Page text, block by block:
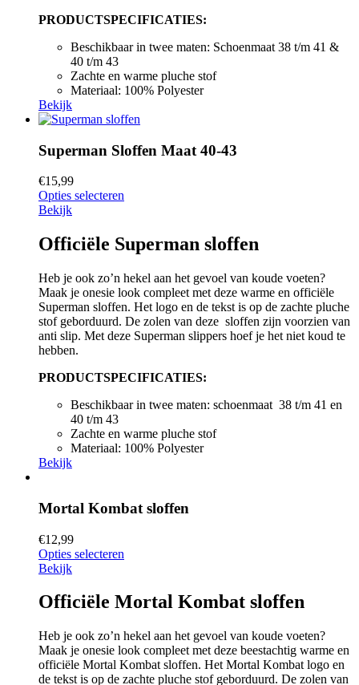
PRODUCTSPECIFICATIES:
Beschikbaar in twee maten: Schoenmaat 38 t/m 41 &
40 t/m 43
Zachte en warme pluche stof
Materiaal: 100% Polyester
Bekijk
Superman Sloffen Maat 40-43
€15,99
Opties selecteren
Bekijk
Officiële Superman sloffen
Heb je ook zo’n hekel aan het gevoel van koude voeten?
Maak je onesie look compleet met deze warme en officiële
Superman sloffen. Het logo en de tekst is op de zachte pluche
stof geborduurd. De zolen van deze sloffen zijn voorzien van
anti slip. Met deze Superman slippers hoef je het niet koud te
hebben.
PRODUCTSPECIFICATIES:
Beschikbaar in twee maten: schoenmaat 38 t/m 41 en
40 t/m 43
Zachte en warme pluche stof
Materiaal: 100% Polyester
Bekijk
Mortal Kombat sloffen
€12,99
Opties selecteren
Bekijk
Officiële Mortal Kombat sloffen
Heb je ook zo’n hekel aan het gevoel van koude voeten?
Maak je onesie look compleet met deze beestachtig warme en
officiële Mortal Kombat sloffen. Het Mortal Kombat logo en
de tekst is op de zachte pluche stof geborduurd. De zolen van